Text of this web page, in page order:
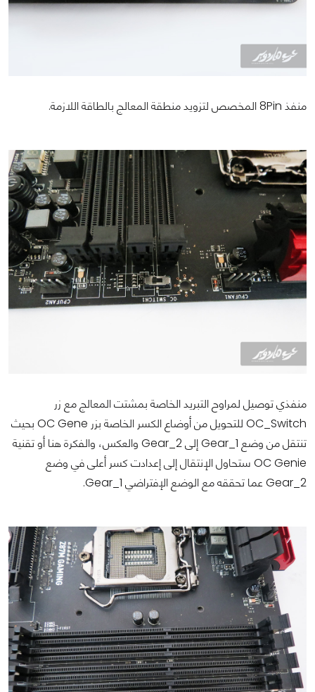
منفذ 8Pin المخصص لتزويد منطقة المعالج بالطاقة اللازمة.
منفذي توصيل لمراوح التبريد الخاصة بمشتت المعالج مع زر
OC_Switch للتحويل من أوضاع الكسر الخاصة بزر OC Gene بحيث
تنتقل من وضع Gear_1 إلى Gear_2 والعكس، والفكرة هنا أو تقنية
OC Genie ستحاول الإنتقال إلى إعدادت كسر أعلى في وضع
Gear_2 عما تحققه مع الوضع الإفتراضي Gear_1.